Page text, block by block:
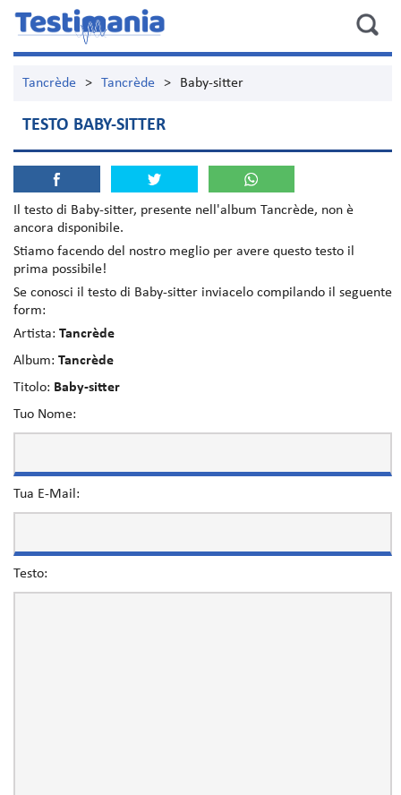
Tancrède > Tancrède > Baby-sitter
TESTO BABY-SITTER
Il testo di Baby-sitter, presente nell'album Tancrède, non è
ancora disponibile.
Stiamo facendo del nostro meglio per avere questo testo il
prima possibile!
Se conosci il testo di Baby-sitter inviacelo compilando il seguente
form:
Artista: Tancrède
Album: Tancrède
Titolo: Baby-sitter
Tuo Nome:
Tua E-Mail:
Testo: